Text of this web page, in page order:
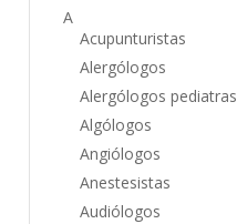
A
Acupunturistas
Alergólogos
Alergólogos pediatras
Algólogos
Angiólogos
Anestesistas
Audiólogos